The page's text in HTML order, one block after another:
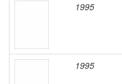
1995
1995